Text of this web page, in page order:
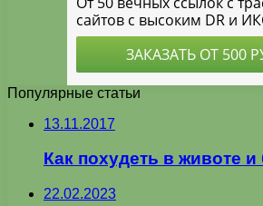
Популярные статьи
13.11.2017
Как похудеть в животе и
22.02.2023